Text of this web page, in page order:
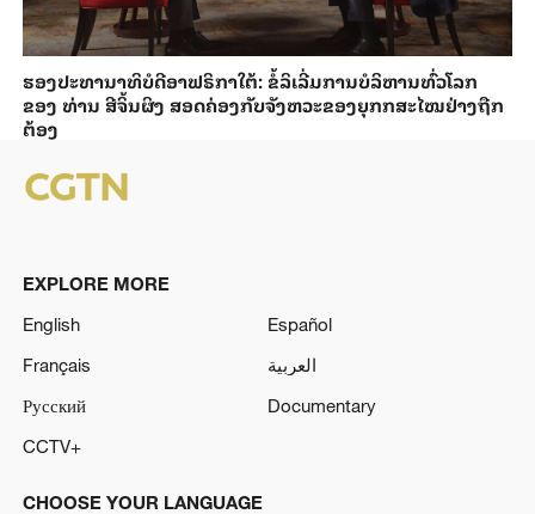
ຮອງ​ປະທາ​ນາ​ທິ​ບໍ​ດີອ​າ​ຟ​ຣິ​ກາ​ໃຕ້: ຂໍ້​ລິ​ເລີ່ມການ​ບໍ​ລິ​ຫານ​ທົ່ວ​ໂລກ​
ຂອງ ທ່ານ ສີ​ຈິ້ນ​ຜິງ ​ສ​ອດ​ຄ່ອງ​ກັບຈັງ​ຫວະ​ຂອງ​ຍຸກກ​ສະ​ໄໝ​ຢ່າງ​ຖືກ​
ຕ້ອງ
EXPLORE MORE
English
Español
Français
العربية
Русский
Documentary
CCTV+
CHOOSE YOUR LANGUAGE